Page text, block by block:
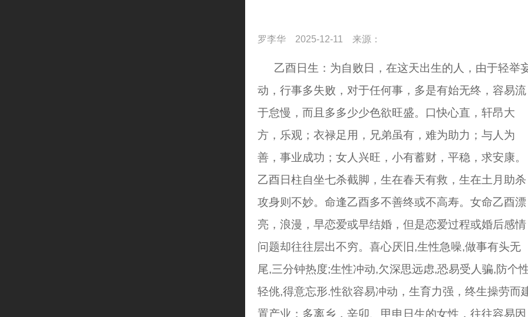
罗李华 2025-12-11 来源：
乙酉日生：为自败日，在这天出生的人，由于轻举
动，行事多失败，对于任何事，多是有始无终，容易流
于怠慢，而且多多少少色欲旺盛。口快心直，轩昂大
方，乐观；衣禄足用，兄弟虽有，难为助力；与人为
善，事业成功；女人兴旺，小有蓄财，平稳，求安康。
乙酉日柱自坐七杀截脚，生在春天有救，生在土月助杀
攻身则不妙。命逢乙酉多不善终或不高寿。女命乙酉漂
亮，浪漫，早恋爱或早结婚，但是恋爱过程或婚后感情
问题却往往层出不穷。喜心厌旧,生性急噪,做事有头无
尾,三分钟热度;生性冲动,欠深思远虑,恐易受人骗,防个
轻佻,得意忘形.性欲容易冲动，生育力强，终生操劳而
置产业；多离乡，辛卯、甲申日生的女性，往往容易因